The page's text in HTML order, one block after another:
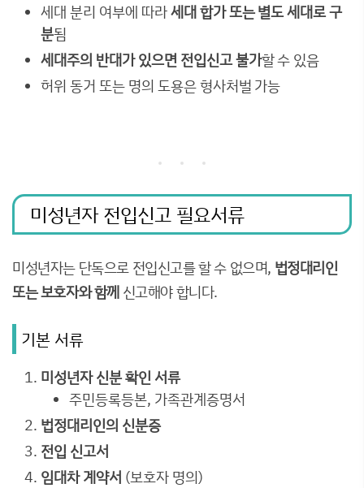
세대 분리 여부에 따라세대 합가 또는 별도 세대로 구
분됨
세대주의 반대가 있으면 전입신고 불가할 수 있음
허위 동거 또는 명의 도용은 형사처벌 가능
미성년자 전입신고 필요서류
미성년자는 단독으로 전입신고를 할 수 없으며, 법정대리인
또는 보호자와 함께 신고해야 합니다.
기본 서류
미성년자 신분 확인 서류
주민등록등본, 가족관계증명서
법정대리인의 신분증
전입 신고서
임대차 계약서 (보호자 명의)